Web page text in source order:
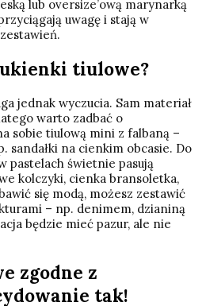
lub oversize’ową marynarką
uwagę i stają w
tiulowe?
jednak wyczucia. Sam materiał
warto zadbać o
sobie tiulową mini z falbaną –
sandałki na cienkim obcasie. Do
pastelach świetnie pasują
kolczyki, cienka bransoletka,
się modą, możesz zestawić
– np. denimem, dzianiną
będzie mieć pazur, ale nie
zgodne z
tak!